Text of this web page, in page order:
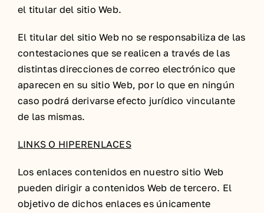
el titular del sitio Web.
El titular del sitio Web no se responsabiliza de las
contestaciones que se realicen a través de las
distintas direcciones de correo electrónico que
aparecen en su sitio Web, por lo que en ningún
caso podrá derivarse efecto jurídico vinculante
de las mismas.
LINKS O HIPERENLACES
Los enlaces contenidos en nuestro sitio Web
pueden dirigir a contenidos Web de tercero. El
objetivo de dichos enlaces es únicamente